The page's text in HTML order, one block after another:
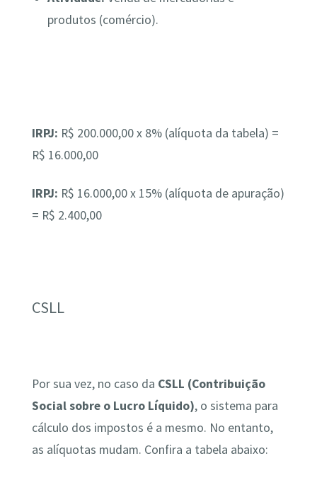
produtos (comércio).
IRPJ: R$ 200.000,00 x 8% (alíquota da tabela) =
R$ 16.000,00
IRPJ: R$ 16.000,00 x 15% (alíquota de apuração)
= R$ 2.400,00
CSLL
Por sua vez, no caso da CSLL (Contribuição
Social sobre o Lucro Líquido), o sistema para
cálculo dos impostos é a mesmo. No entanto,
as alíquotas mudam. Confira a tabela abaixo: